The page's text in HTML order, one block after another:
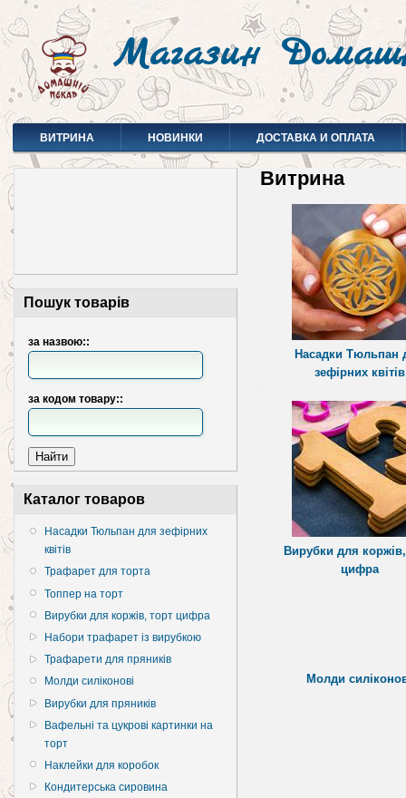
Магазин
ВИТРИНА НОВИНКИ ДОСТАВКА И ОПЛАТА
Пошук товарів
за назвою::
за кодом товару::
Каталог товаров
Насадки Тюльпан для зефірних
квітів
Трафарет для торта
Топпер на торт
Вирубки для коржів, торт цифра
Набори трафарет із вирубкою
Трафарети для пряників
Молди силіконові
Вирубки для пряників
Вафельні та цукрові картинки на
торт
Наклейки для коробок
Кондитерська сировина
Витрина
Насадки Тюльпан
зефірних квітів
Вирубки для
цифра
Молди